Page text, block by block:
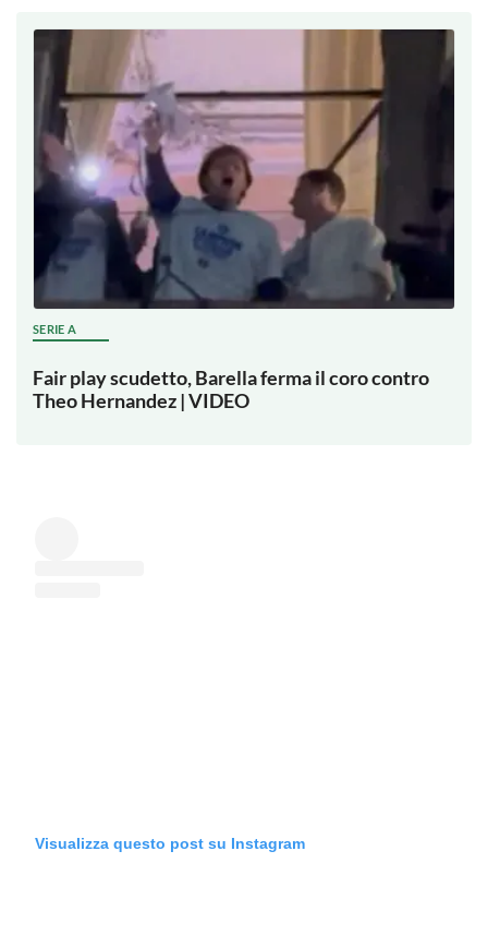
SERIE A
Fair play scudetto, Barella ferma il coro contro
Theo Hernandez | VIDEO
Visualizza questo post su Instagram